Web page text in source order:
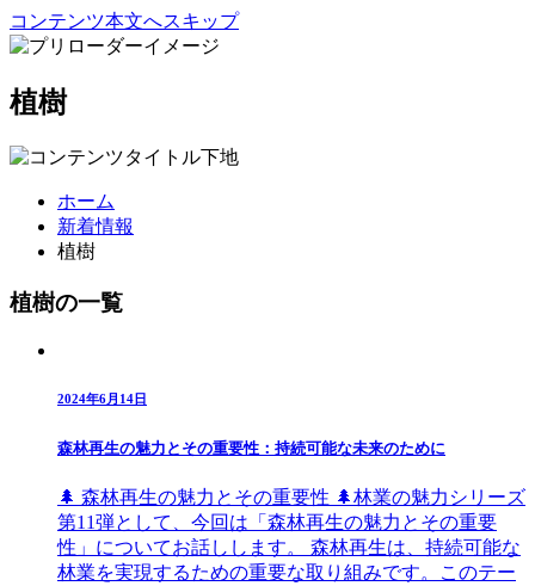
コンテンツ本文へスキップ
植樹
ホーム
新着情報
植樹
植樹の一覧
2024年6月14日
森林再生の魅力とその重要性：持続可能な未来のために
🌲 森林再生の魅力とその重要性 🌲林業の魅力シリーズ
第11弾として、今回は「森林再生の魅力とその重要
性」についてお話しします。 森林再生は、持続可能な
林業を実現するための重要な取り組みです。このテー